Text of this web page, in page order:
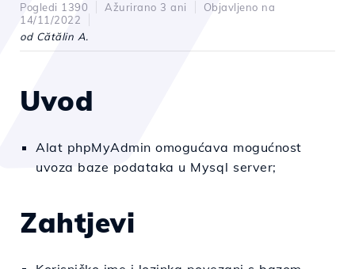
Pogledi 1390 Ažurirano 3 ani
Objavljeno na
14/11/2022
od Cătălin A.
Uvod
Alat phpMyAdmin omogućava mogućnost
uvoza baze podataka u Mysql server;
Zahtjevi